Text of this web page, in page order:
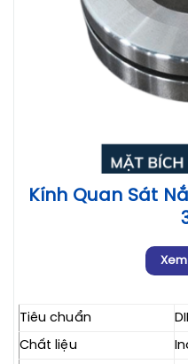
Kính Quan Sát
Tiêu chuẩn
Chất liệu